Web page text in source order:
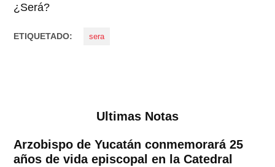
¿Será?
ETIQUETADO: sera
Ultimas Notas
Arzobispo de Yucatán conmemorará 25
años de vida episcopal en la Catedral